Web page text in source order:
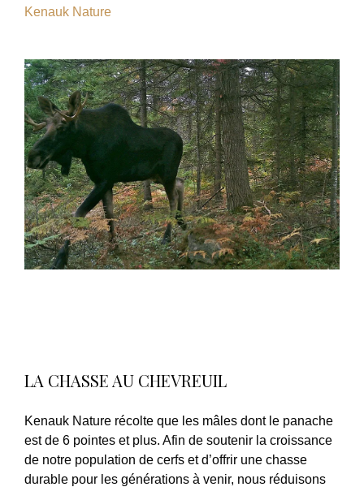
Kenauk Nature
LA CHASSE AU CHEVREUIL
Kenauk Nature récolte que les mâles dont le panache
est de 6 pointes et plus. Afin de soutenir la croissance
de notre population de cerfs et d’offrir une chasse
durable pour les générations à venir, nous réduisons